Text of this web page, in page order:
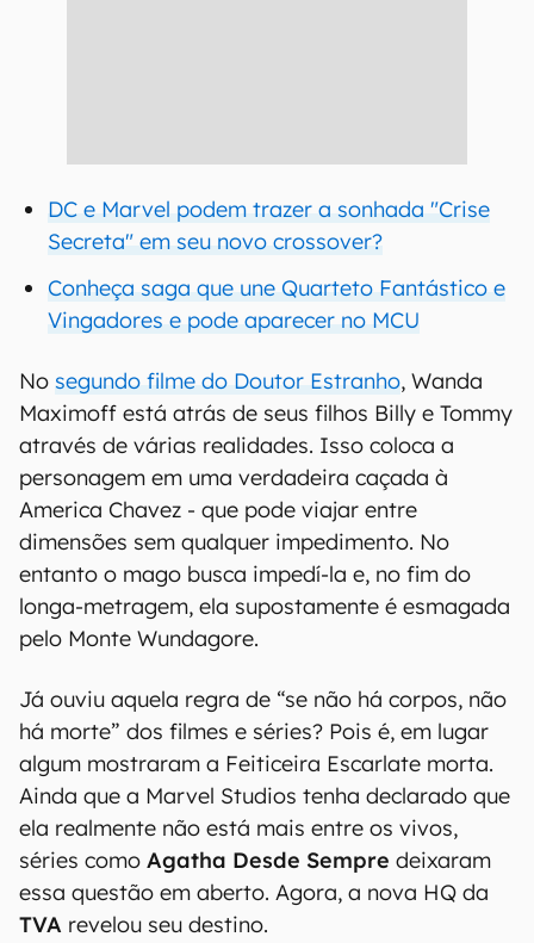
DC e Marvel podem trazer a sonhada "Crise
Secreta" em seu novo crossover?
Conheça saga que une Quarteto Fantástico e
Vingadores e pode aparecer no MCU
No segundo filme do Doutor Estranho, Wanda
Maximoff está atrás de seus filhos Billy e Tommy
através de várias realidades. Isso coloca a
personagem em uma verdadeira caçada à
America Chavez - que pode viajar entre
dimensões sem qualquer impedimento. No
entanto o mago busca impedí-la e, no fim do
longa-metragem, ela supostamente é esmagada
pelo Monte Wundagore.
Já ouviu aquela regra de “se não há corpos, não
há morte” dos filmes e séries? Pois é, em lugar
algum mostraram a Feiticeira Escarlate morta.
Ainda que a Marvel Studios tenha declarado que
ela realmente não está mais entre os vivos,
séries como Agatha Desde Sempre deixaram
essa questão em aberto. Agora, a nova HQ da
TVA revelou seu destino.